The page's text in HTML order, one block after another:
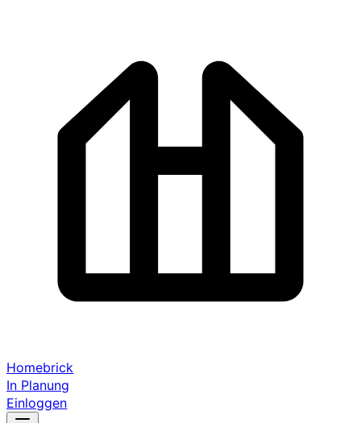
Homebrick
In Planung
Einloggen